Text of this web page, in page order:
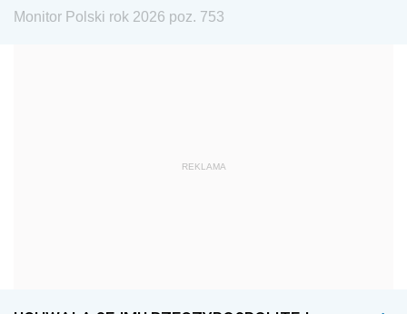
1975 1974
1959
Monitor Polski rok 2026 poz. 753
REKLAMA